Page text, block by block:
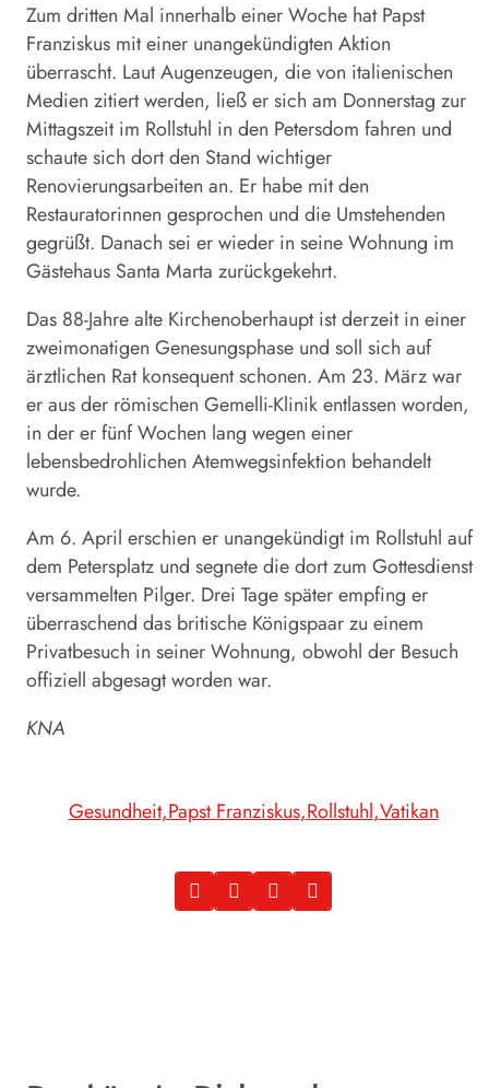
Zum dritten Mal innerhalb einer Woche hat Papst
Franziskus mit einer unangekündigten Aktion
überrascht. Laut Augenzeugen, die von italienischen
Medien zitiert werden, ließ er sich am Donnerstag zur
Mittagszeit im Rollstuhl in den Petersdom fahren und
schaute sich dort den Stand wichtiger
Renovierungsarbeiten an. Er habe mit den
Restauratorinnen gesprochen und die Umstehenden
gegrüßt. Danach sei er wieder in seine Wohnung im
Gästehaus Santa Marta zurückgekehrt.
Das 88-Jahre alte Kirchenoberhaupt ist derzeit in einer
zweimonatigen Genesungsphase und soll sich auf
ärztlichen Rat konsequent schonen. Am 23. März war
er aus der römischen Gemelli-Klinik entlassen worden,
in der er fünf Wochen lang wegen einer
lebensbedrohlichen Atemwegsinfektion behandelt
wurde.
Am 6. April erschien er unangekündigt im Rollstuhl auf
dem Petersplatz und segnete die dort zum Gottesdienst
versammelten Pilger. Drei Tage später empfing er
überraschend das britische Königspaar zu einem
Privatbesuch in seiner Wohnung, obwohl der Besuch
offiziell abgesagt worden war.
KNA
Gesundheit Papst Franziskus Rollstuhl Vatikan